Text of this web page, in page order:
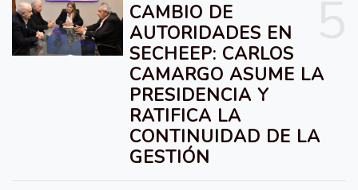
CAMBIO DE
AUTORIDADES EN
SECHEEP: CARLOS
CAMARGO ASUME LA
PRESIDENCIA Y
RATIFICA LA
CONTINUIDAD DE LA
GESTIÓN